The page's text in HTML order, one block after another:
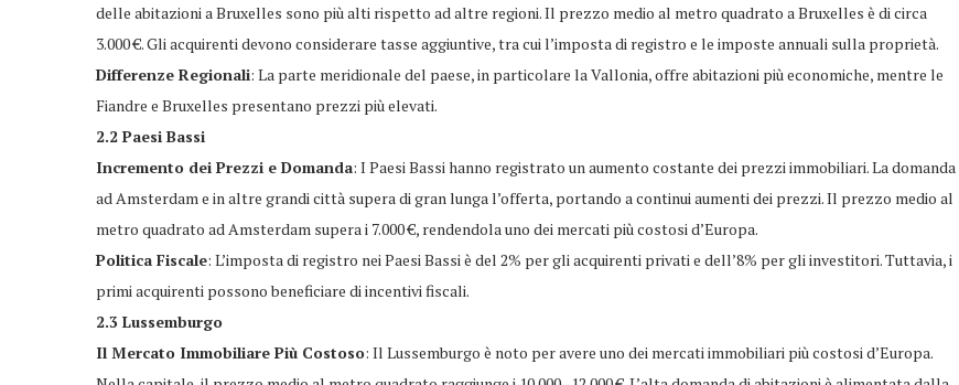
delle abitazioni a Bruxelles sono più alti rispetto ad altre regioni. Il prezzo medio al metro quadrato a Bruxelles è di circa
3.000 €. Gli acquirenti devono considerare tasse aggiuntive, tra cui l’imposta di registro e le imposte annuali sulla proprietà.
Differenze Regionali: La parte meridionale del paese, in particolare la Vallonia, offre abitazioni più economiche, mentre le
Fiandre e Bruxelles presentano prezzi più elevati.
2.2 Paesi Bassi
Incremento dei Prezzi e Domanda: I Paesi Bassi hanno registrato un aumento costante dei prezzi immobiliari. La domanda
ad Amsterdam e in altre grandi città supera di gran lunga l’offerta, portando a continui aumenti dei prezzi. Il prezzo medio al
metro quadrato ad Amsterdam supera i 7.000 €, rendendola uno dei mercati più costosi d’Europa.
Politica Fiscale: L’imposta di registro nei Paesi Bassi è del 2% per gli acquirenti privati e dell’8% per gli investitori. Tuttavia, i
primi acquirenti possono beneficiare di incentivi fiscali.
2.3 Lussemburgo
Il Mercato Immobiliare Più Costoso: Il Lussemburgo è noto per avere uno dei mercati immobiliari più costosi d’Europa.